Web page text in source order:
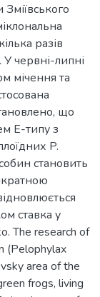
разів
У червні-липні
мічення та
що
E-типу з
P.
становить
ставка у
The research of
(Pelophylax
area of the
frogs, living